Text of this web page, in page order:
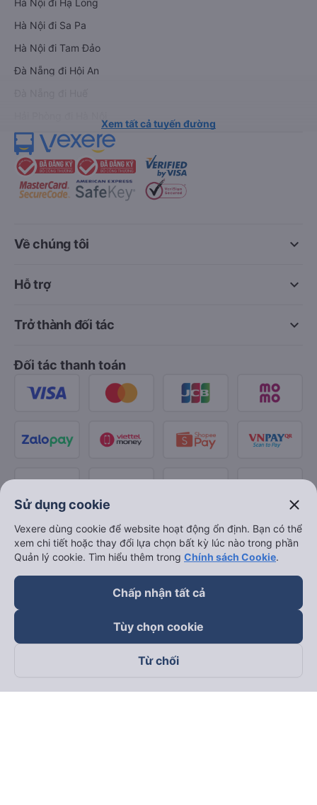
Hà Nội đi Hạ Long
Hà Nội đi Sa Pa
Hà Nội đi Tam Đảo
Đà Nẵng đi Hội An
Xem tất cả tuyến đường
keyboard_arrow_down
Về chúng tôi
keyboard_arrow_down
Hỗ trợ
keyboard_arrow_down
Trở thành đối tác
Đối tác thanh toán
Theo dõi chúng tôi trên
Sử dụng cookie close
Vexere dùng cookie để website hoạt động ổn định. Bạn có thể
xem chi tiết hoặc thay đổi lựa chọn bất kỳ lúc nào trong phần
Quản lý cookie. Tìm hiểu thêm trong Chính sách Cookie.
Chấp nhận tất cả
Tùy chọn cookie
Từ chối